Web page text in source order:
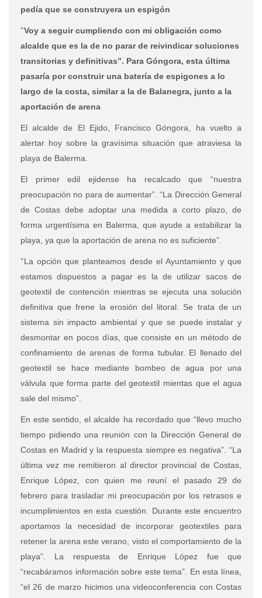
pedía que se construyera un espigón
“Voy a seguir cumpliendo con mi obligación como
alcalde que es la de no parar de reivindicar soluciones
transitorias y definitivas”. Para Góngora, esta última
pasaría por construir una batería de espigones a lo
largo de la costa, similar a la de Balanegra, junto a la
aportación de arena
El alcalde de El Ejido, Francisco Góngora, ha vuelto a
alertar hoy sobre la gravísima situación que atraviesa la
playa de Balerma.
El primer edil ejidense ha recalcado que “nuestra
preocupación no para de aumentar”. “La Dirección General
de Costas debe adoptar una medida a corto plazo, de
forma urgentísima en Balerma, que ayude a estabilizar la
playa, ya que la aportación de arena no es suficiente”.
“La opción que planteamos desde el Ayuntamiento y que
estamos dispuestos a pagar es la de utilizar sacos de
geotextil de contención mientras se ejecuta una solución
definitiva que frene la erosión del litoral. Se trata de un
sistema sin impacto ambiental y que se puede instalar y
desmontar en pocos días, que consiste en un método de
confinamiento de arenas de forma tubular. El llenado del
geotextil se hace mediante bombeo de agua por una
válvula que forma parte del geotextil mientas que el agua
sale del mismo”.
En este sentido, el alcalde ha recordado que “llevo mucho
tiempo pidiendo una reunión con la Dirección General de
Costas en Madrid y la respuesta siempre es negativa”. “La
última vez me remitieron al director provincial de Costas,
Enrique López, con quien me reuní el pasado 29 de
febrero para trasladar mi preocupación por los retrasos e
incumplimientos en esta cuestión. Durante este encuentro
aportamos la necesidad de incorporar geotextiles para
retener la arena este verano, visto el comportamiento de la
playa”. La respuesta de Enrique López fue que
“recabáramos información sobre este tema”. En esta línea,
“el 26 de marzo hicimos una videoconferencia con Costas